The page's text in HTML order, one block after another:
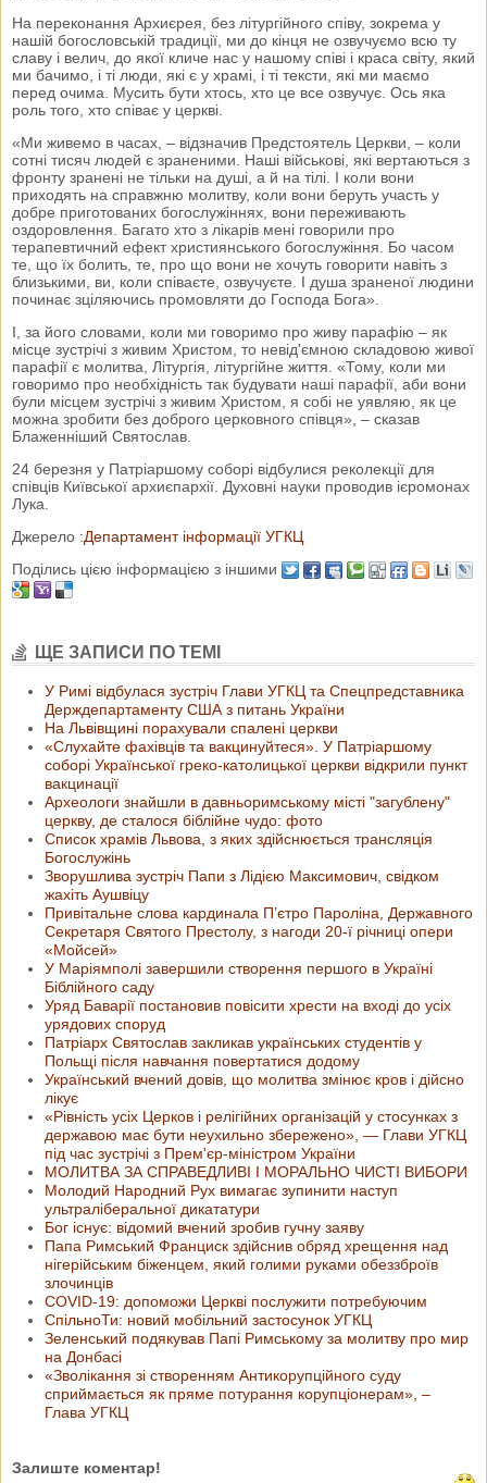
На переконання Архиєрея, без літургійного співу, зокрема у
нашій богословській традиції, ми до кінця не озвучуємо всю ту
славу і велич, до якої кличе нас у нашому співі і краса світу, який
ми бачимо, і ті люди, які є у храмі, і ті тексти, які ми маємо
перед очима. Мусить бути хтось, хто це все озвучує. Ось яка
роль того, хто співає у церкві.
«Ми живемо в часах, – відзначив Предстоятель Церкви, – коли
сотні тисяч людей є зраненими. Наші військові, які вертаються з
фронту зранені не тільки на душі, а й на тілі. І коли вони
приходять на справжню молитву, коли вони беруть участь у
добре приготованих богослужіннях, вони переживають
оздоровлення. Багато хто з лікарів мені говорили про
терапевтичний ефект християнського богослужіння. Бо часом
те, що їх болить, те, про що вони не хочуть говорити навіть з
близькими, ви, коли співаєте, озвучуєте. І душа зраненої людини
починає зціляючись промовляти до Господа Бога».
І, за його словами, коли ми говоримо про живу парафію – як
місце зустрічі з живим Христом, то невід'ємною складовою живої
парафії є молитва, Літургія, літургійне життя. «Тому, коли ми
говоримо про необхідність так будувати наші парафії, аби вони
були місцем зустрічі з живим Христом, я собі не уявляю, як це
можна зробити без доброго церковного співця», – сказав
Блаженніший Святослав.
24 березня у Патріаршому соборі відбулися реколекції для
співців Київської архиєпархії. Духовні науки проводив ієромонах
Лука.
Джерело :Департамент інформації УГКЦ
Поділись цією інформацією з іншими
ЩЕ ЗАПИСИ ПО ТЕМІ
У Римі відбулася зустріч Глави УГКЦ та Спецпредставника
Держдепартаменту США з питань України
На Львівщині порахували спалені церкви
«Слухайте фахівців та вакцинуйтеся». У Патріаршому
соборі Української греко-католицької церкви відкрили пункт
вакцинації
Археологи знайшли в давньоримському місті "загублену"
церкву, де сталося біблійне чудо: фото
Список храмів Львова, з яких здійснюється трансляція
Богослужінь
Зворушлива зустріч Папи з Лідією Максимович, свідком
жахіть Аушвіцу
Привітальне слова кардинала П’єтро Пароліна, Державного
Секретаря Святого Престолу, з нагоди 20-ї річниці опери
«Мойсей»
У Маріямполі завершили створення першого в Україні
Біблійного саду
Уряд Баварії постановив повісити хрести на вході до усіх
урядових споруд
Патріарх Святослав закликав українських студентів у
Польщі після навчання повертатися додому
Український вчений довів, що молитва змінює кров і дійсно
лікує
«Рівність усіх Церков і релігійних організацій у стосунках з
державою має бути неухильно збережено», — Глави УГКЦ
під час зустрічі з Прем'єр-міністром України
МОЛИТВА ЗА СПРАВЕДЛИВІ І МОРАЛЬНО ЧИСТІ ВИБОРИ
Молодий Народний Рух вимагає зупинити наступ
ультраліберальної дикататури
Бог існує: відомий вчений зробив гучну заяву
Папа Римський Франциск здійснив обряд хрещення над
нігерійським біженцем, який голими руками обеззброїв
злочинців
COVID-19: допоможи Церкві послужити потребуючим
СпільноТи: новий мобільний застосунок УГКЦ
Зеленський подякував Папі Римському за молитву про мир
на Донбасі
«Зволікання зі створенням Антикорупційного суду
сприймається як пряме потурання корупціонерам», –
Глава УГКЦ
Залиште коментар!